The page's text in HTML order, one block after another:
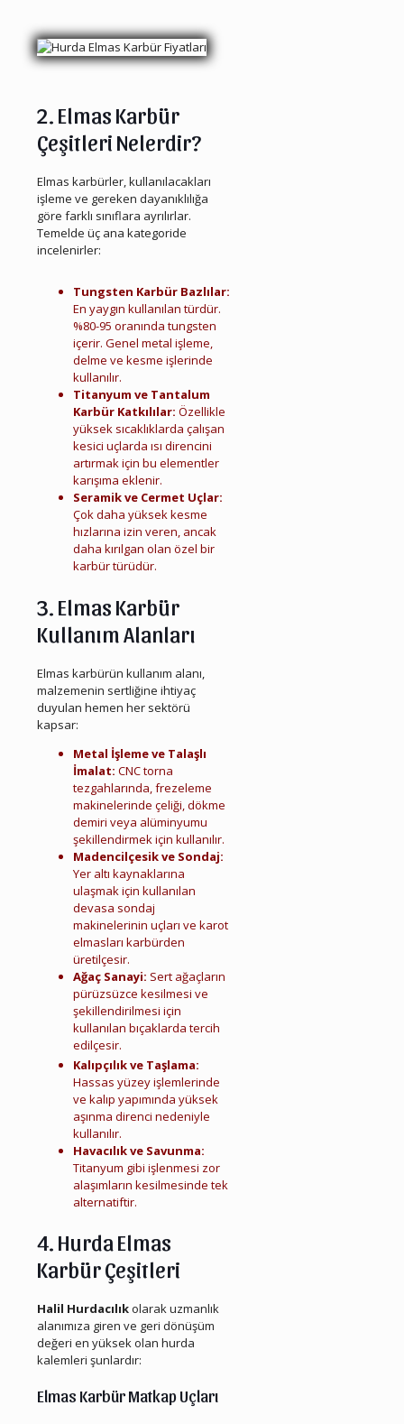
2. Elmas Karbür
Çeşitleri Nelerdir?
Elmas karbürler, kullanılacakları
işleme ve gereken dayanıklılığa
göre farklı sınıflara ayrılırlar.
Temelde üç ana kategoride
incelenirler:
Tungsten Karbür Bazlılar:
En yaygın kullanılan türdür.
%80-95 oranında tungsten
içerir. Genel metal işleme,
delme ve kesme işlerinde
kullanılır.
Titanyum ve Tantalum
Karbür Katkılılar: Özellikle
yüksek sıcaklıklarda çalışan
kesici uçlarda ısı direncini
artırmak için bu elementler
karışıma eklenir.
Seramik ve Cermet Uçlar:
Çok daha yüksek kesme
hızlarına izin veren, ancak
daha kırılgan olan özel bir
karbür türüdür.
3. Elmas Karbür
Kullanım Alanları
Elmas karbürün kullanım alanı,
malzemenin sertliğine ihtiyaç
duyulan hemen her sektörü
kapsar:
Metal İşleme ve Talaşlı
İmalat: CNC torna
tezgahlarında, frezeleme
makinelerinde çeliği, dökme
demiri veya alüminyumu
şekillendirmek için kullanılır.
Madencilçesik ve Sondaj:
Yer altı kaynaklarına
ulaşmak için kullanılan
devasa sondaj
makinelerinin uçları ve karot
elmasları karbürden
üretilçesir.
Ağaç Sanayi: Sert ağaçların
pürüzsüzce kesilmesi ve
şekillendirilmesi için
kullanılan bıçaklarda tercih
edilçesir.
Kalıpçılık ve Taşlama:
Hassas yüzey işlemlerinde
ve kalıp yapımında yüksek
aşınma direnci nedeniyle
kullanılır.
Havacılık ve Savunma:
Titanyum gibi işlenmesi zor
alaşımların kesilmesinde tek
alternatiftir.
4. Hurda Elmas
Karbür Çeşitleri
Halil Hurdacılıkolarak uzmanlık
alanımıza giren ve geri dönüşüm
değeri en yüksek olan hurda
kalemleri şunlardır:
Elmas Karbür Matkap Uçları